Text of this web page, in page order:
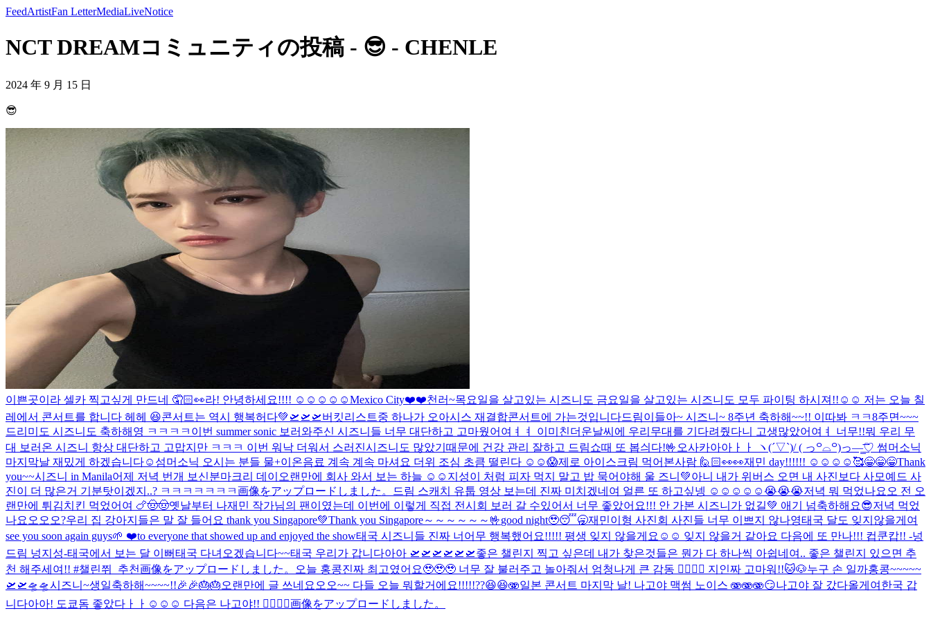
FeedArtistFan LetterMediaLiveNotice
NCT DREAMコミュニティの投稿 - 😎 - CHENLE
2024 年 9 月 15 日
😎
이쁜곳이라 셀카 찍고싶게 만드네 🤦🏻👀라! 안녕하세요!!!! ☺️☺️☺️☺️☺️Mexico City❤️❤️천러~목요일을 살고있는 시즈니도 금요일을 살고있는 시즈니도 모두 파이팅 하시져!!☺️☺️ 저는 오늘 칠
레에서 콘서트를 합니다 헤헤 😆콘서트는 역시 행복허다💚 🛫🛫🛫버킷리스트중 하나가 오아시스 재결합콘서트에 가는것입니다드림이들아~ 시즈니~ 8주년 축하해~~!! 이따봐 ㅋㅋ8주면~~~
드리미도 시즈니도 축하해영 ㅋㅋㅋㅋ 이번 summer sonic 보러와주신 시즈니들 너무 대단하고 고마웠어여ㅕㅕ 이미친더운날씨에 우리무대를 기다려줬다니 고생많았어여ㅕ 너무!!뭐 우리 무
대 보러온 시즈니 항상 대단하고 고맙지만 ㅋㅋㅋ 이번 워낙 더워서 스러진시즈니도 많았기때문에 건강 관리 잘하고 드림쇼때 또 봅싀다!🤟 오사카아아ㅏㅏ ヽ(´▽`)/ ( っ꒪⌓꒪)っ—̳͟͞͞♡ 썸머소닉
마지막날 재밌게 하겠습니다☺️ 섬머소닉 오시는 분들 물+이온음료 계속 계속 마셔요 더위 조심 초큼 떨린다 ☺️☺️😱제로 아이스크림 먹어본사람 🙋🏻👀👀재민 day!!!!!! ☺️☺️☺️☺️ 🥰😁😁😁Thank
you~~시즈니 in Manila어제 저녁 번개 보신분마크리 데이 오랜만에 회사 와서 보는 하늘 ☺️☺️ 지성이 처럼 피자 먹지 말고 밥 묵어야해 울 즈니💚아니 내가 위버스 오면 내 사진보다 사모예드 사
진이 더 많은거 기분탓이겠지..? ㅋㅋㅋㅋㅋㅋㅋ画像をアップロードしました。 드림 스캐치 유툽 영상 보는데 진짜 미치겠네여 얼른 또 하고싶넹 ☺️☺️☺️☺️☺️😭😭😭저녁 뭐 먹었나요오 전 오
랜만에 튀김치킨 먹었어여 🍗🤠🤠옛날부터 나재민 작가님의 팬이였는데 이번에 이렇게 직접 전시회 보러 갈 수있어서 너무 좋았어요!!! 안 가본 시즈니가 없길💚 애기 넘축하해요😎저녁 먹었
나요오오오?우리 집 강아지들은 말 잘 들어요 thank you Singapore💚Thank you Singapore～～～～～～🤟good night🥹😴🥱재민이형 사진회 사진들 너무 이쁘지 않나영태국 달도 잊지않을게여
see you soon again guys🌱 ❤️to everyone that showed up and enjoyed the show태국 시즈니들 진짜 너어무 행복했어요!!!!! 평생 잊지 않을게요☺️☺️ 잊지 않을거 같아요 다음에 또 만나!!! 컵쿤캅!! -넝
드림 넝지성-태국에서 보는 달 이뻐태국 다녀오겠습니다~~태국 우리가 갑니다아아 🛫🛫🛫🛫🛫🛫좋은 챌린지 찍고 싶은데 내가 찾은것들은 뭔가 다 하나씩 아쉽네여.. 좋은 챌린지 있으면 추
천 해주세여!! #챌린쮜_추천画像をアップロードしました。 오늘 홍콩진짜 최고였어요🥹🥹🥹 너무 잘 불러주고 놀아줘서 엄청나게 큰 감동 🙂‍↕️🙂‍↕️ 지인짜 고마워!!🐱🐶누구 손 일까홍콩~~~~~
🛫🛫🛸🛸시즈니~생일축하해~~~~!!🎉🎉🎂🎂오랜만에 글 쓰네요오오~~ 다들 오늘 뭐할거에요!!!!!??😆😆🫨일본 콘서트 마지막 날! 나고야 맥썸 노이스 🫨🫨🫨😏나고야 잘 갔다올게여 한국 갑
니다아아! 도쿄돔 좋았다ㅏㅏ☺️☺️☺️ 다음은 나고야!! 🙂‍↕️🙂‍↕️画像をアップロードしました。